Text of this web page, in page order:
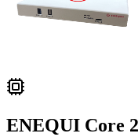
ENEQUI Core